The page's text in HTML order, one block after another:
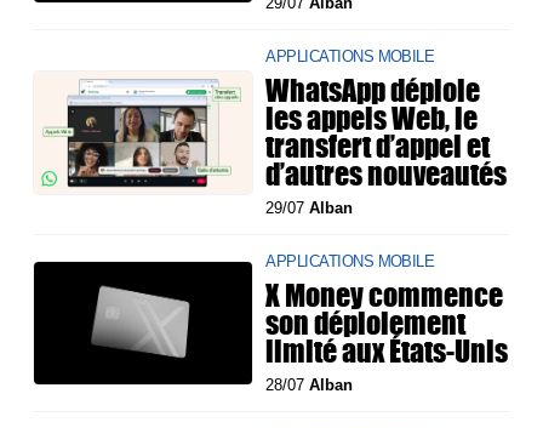
APPLICATIONS MOBILE
WhatsApp déploie
les appels Web, le
transfert d’appel et
d’autres nouveautés
29/07Alban
APPLICATIONS MOBILE
X Money commence
son déploiement
limité aux États-Unis
28/07Alban